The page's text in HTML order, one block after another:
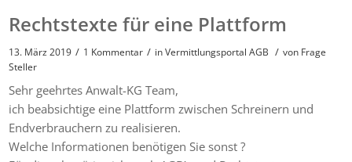
Rechtstexte für eine Plattform
13. März 2019 / 1 Kommentar / inVermittlungsportal AGB / von Frage
Steller
Sehr geehrtes Anwalt-KG Team,
ich beabsichtige eine Plattform zwischen Schreinern und
Endverbrauchern zu realisieren.
Welche Informationen benötigen Sie sonst ?